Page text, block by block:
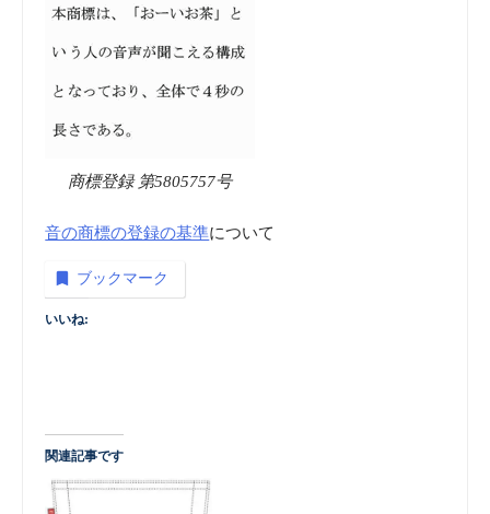
商標登録 第5805757号
音の商標の登録の基準について
ブックマーク
いいね:
関連記事です